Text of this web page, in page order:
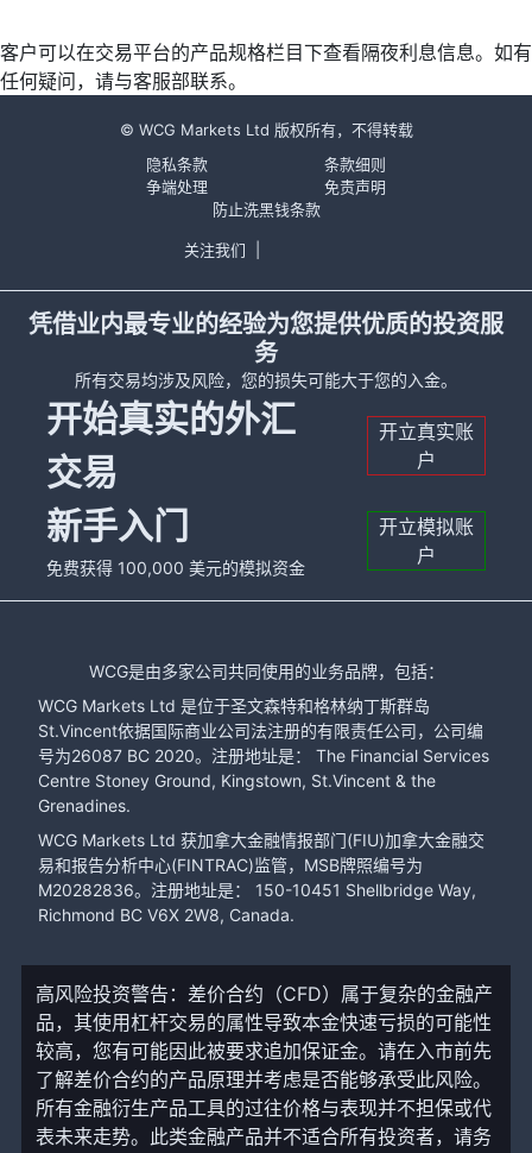
客户可以在交易平台的产品规格栏目下查看隔夜利息信息。如有
任何疑问，请与客服部联系。
© WCG Markets Ltd 版权所有，不得转载
隐私条款
条款细则
争端处理
免责声明
防止洗黑钱条款
关注我们
凭借业内最专业的经验为您提供优质的投资服
务
所有交易均涉及风险，您的损失可能大于您的入金。
开始真实的外汇
交易
开立真实账
户
新手入门
免费获得 100,000 美元的模拟资金
开立模拟账
户
WCG是由多家公司共同使用的业务品牌，包括：
WCG Markets Ltd 是位于圣文森特和格林纳丁斯群岛
St.Vincent依据国际商业公司法注册的有限责任公司，公司编
号为26087 BC 2020。注册地址是： The Financial Services
Centre Stoney Ground, Kingstown, St.Vincent & the
Grenadines.
WCG Markets Ltd 获加拿大金融情报部门(FIU)加拿大金融交
易和报告分析中心(FINTRAC)监管，MSB牌照编号为
M20282836。注册地址是： 150-10451 Shellbridge Way,
Richmond BC V6X 2W8, Canada.
高风险投资警告：差价合约（CFD）属于复杂的金融产
品，其使用杠杆交易的属性导致本金快速亏损的可能性
较高，您有可能因此被要求追加保证金。请在入市前先
了解差价合约的产品原理并考虑是否能够承受此风险。
所有金融衍生产品工具的过往价格与表现并不担保或代
表未来走势。此类金融产品并不适合所有投资者，请务